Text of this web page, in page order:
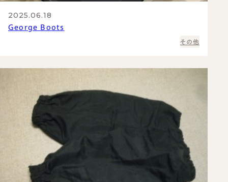
2025.06.18
George Boots
その他